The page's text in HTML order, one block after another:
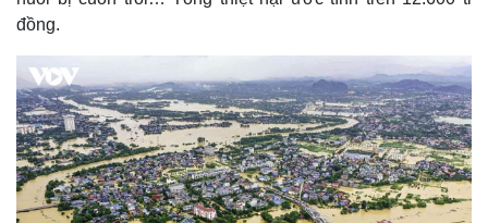
g
T
i
m
đồng.